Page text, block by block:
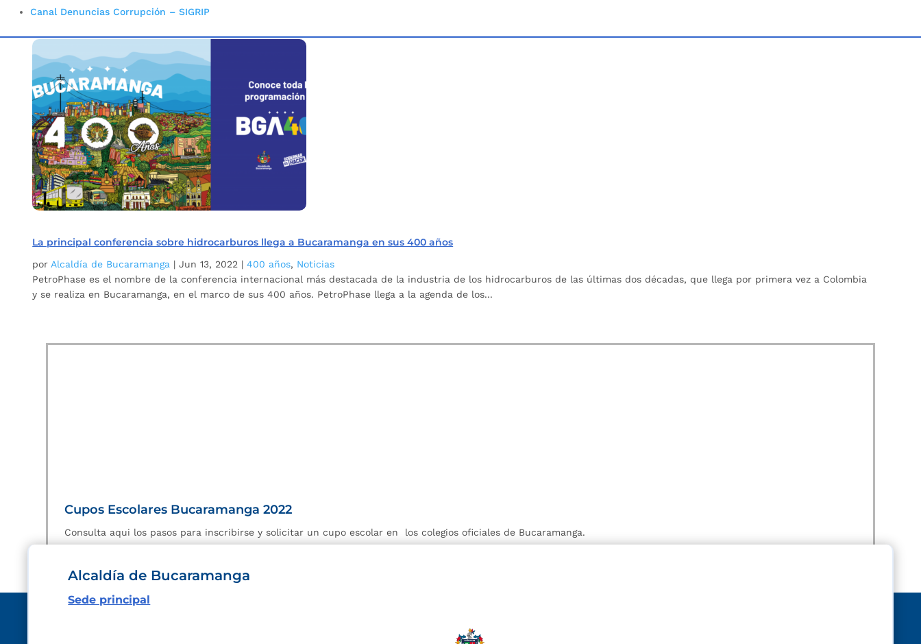
Canal Denuncias Corrupción – SIGRIP
La principal conferencia sobre hidrocarburos llega a Bucaramanga en sus 400 años
por Alcaldía de Bucaramanga |Jun 13, 2022 |400 años, Noticias
PetroPhase es el nombre de la conferencia internacional más destacada de la industria de los hidrocarburos de las últimas dos décadas, que llega por primera vez a Colombia
y se realiza en Bucaramanga, en el marco de sus 400 años. PetroPhase llega a la agenda de los...
Cupos Escolares Bucaramanga 2022
Consulta aqui los pasos para inscribirse y solicitar un cupo escolar en los colegios oficiales de Bucaramanga.
Alcaldía de Bucaramanga
Sede principal